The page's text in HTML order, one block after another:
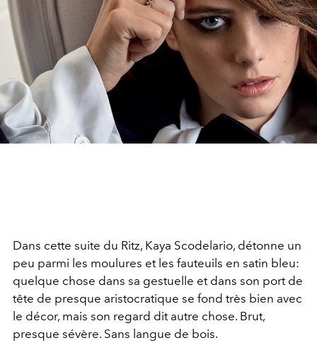
Dans cette suite du Ritz, Kaya Scodelario, détonne un
peu parmi les moulures et les fauteuils en satin bleu:
quelque chose dans sa gestuelle et dans son port de
tête de presque aristocratique se fond très bien avec
le décor, mais son regard dit autre chose. Brut,
presque sévère. Sans langue de bois.